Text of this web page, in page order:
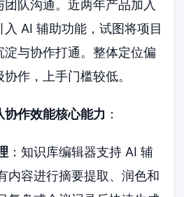
队沟通。近两年产品加入
AI 辅助功能，试图将项目
与协作打通。整体定位偏
作，上手门槛较低。
作效能核心能力 ：
：知识库编辑器支持 AI 辅
内容进行摘要提取、润色和